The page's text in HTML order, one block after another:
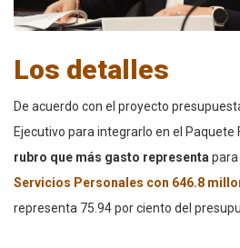
Los detalles
De acuerdo con el proyecto
Ejecutivo para integrarlo en el Paquete
rubro que más gasto representapara
Servicios Personales con 646.8
representa 75.94 por ciento del